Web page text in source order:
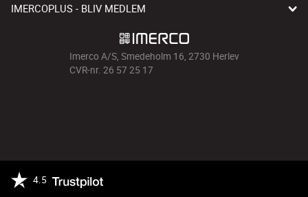
IMERCOPLUS - BLIV MEDLEM
Imerco A/S, Smedeholm 16, 2730 Herlev
CVR-nr. 26 57 25 17
4.5